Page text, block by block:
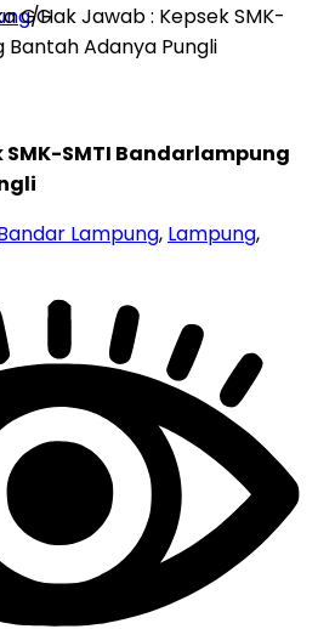
/Hak Jawab : Kepsek SMK-
Bantah Adanya Pungli
SMK-SMTI Bandarlampung
Lampung, Lampung,